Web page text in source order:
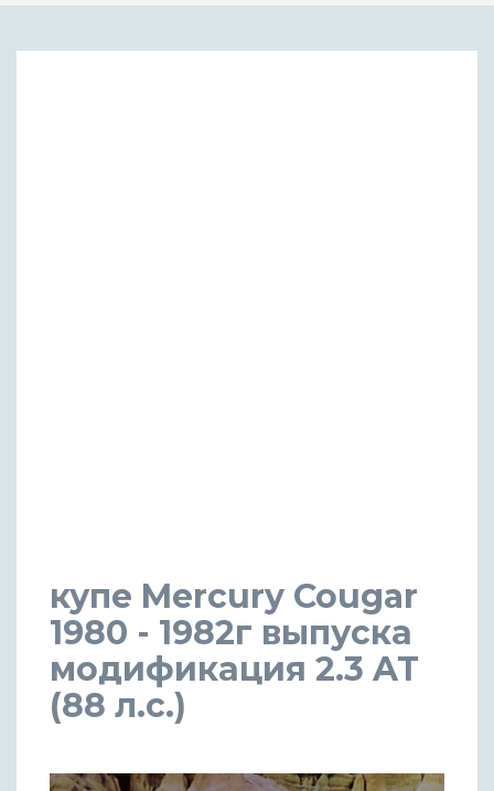
купе Mercury Cougar
1980 - 1982г выпуска
модификация 2.3 AT
(88 л.с.)